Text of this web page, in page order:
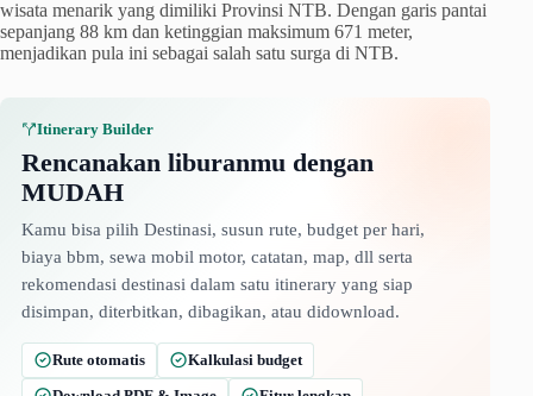
wisata menarik yang dimiliki Provinsi NTB. Dengan garis pantai
sepanjang 88 km dan ketinggian maksimum 671 meter,
menjadikan pula ini sebagai salah satu surga di NTB.
Itinerary Builder
Rencanakan liburanmu dengan
MUDAH
Kamu bisa pilih Destinasi, susun rute, budget per hari,
biaya bbm, sewa mobil motor, catatan, map, dll serta
rekomendasi destinasi dalam satu itinerary yang siap
disimpan, diterbitkan, dibagikan, atau didownload.
Rute otomatis
Kalkulasi budget